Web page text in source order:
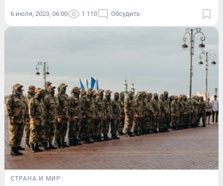
6 июля, 2023, 06:00 1 110 Обсудить
СТРАНА И МИР